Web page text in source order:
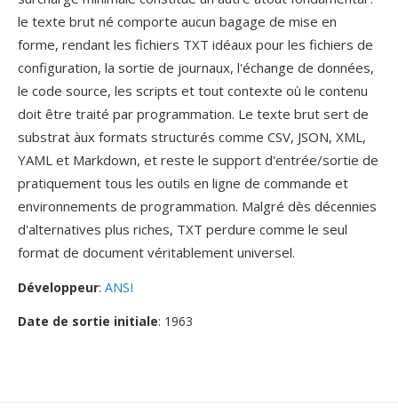
le texte brut né comporte aucun bagage de mise en
forme, rendant les fichiers TXT idéaux pour les fichiers de
configuration, la sortie de journaux, l'échange de données,
le code source, les scripts et tout contexte où le contenu
doit être traité par programmation. Le texte brut sert de
substrat àux formats structurés comme CSV, JSON, XML,
YAML et Markdown, et reste le support d'entrée/sortie de
pratiquement tous les outils en ligne de commande et
environnements de programmation. Malgré dès décennies
d'alternatives plus riches, TXT perdure comme le seul
format de document véritablement universel.
Développeur: ANSI
Date de sortie initiale: 1963